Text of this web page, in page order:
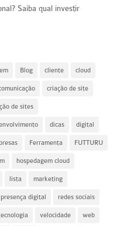
Saiba qual investir
Blog cliente cloud
criação de site
de sites
dicas digital
Ferramenta FUTTURU
hospedagem cloud
lista marketing
presença digital redes sociais
velocidade web